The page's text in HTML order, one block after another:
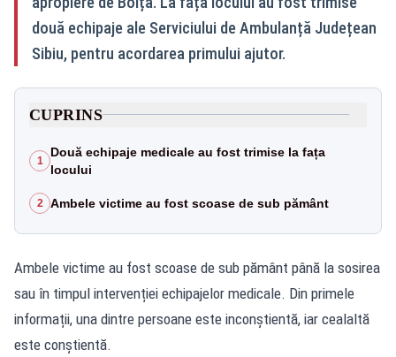
două echipaje ale Serviciului de Ambulanță Județean
Sibiu, pentru acordarea primului ajutor.
CUPRINS
1
Două echipaje medicale au fost trimise la fața
locului
2 Ambele victime au fost scoase de sub pământ
Ambele victime au fost scoase de sub pământ până la sosirea
sau în timpul intervenției echipajelor medicale. Din primele
informații, una dintre persoane este inconștientă, iar cealaltă
este conștientă.